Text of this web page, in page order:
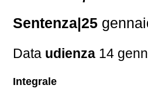
Sentenza|25
Data udienza 14
Integrale